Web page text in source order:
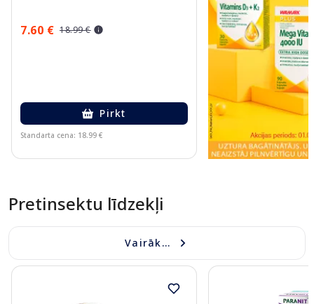
7.60 € 18.99 €
Pirkt
Standarta cena: 18.99 €
Pretinsektu līdzekļi
Vairāk...